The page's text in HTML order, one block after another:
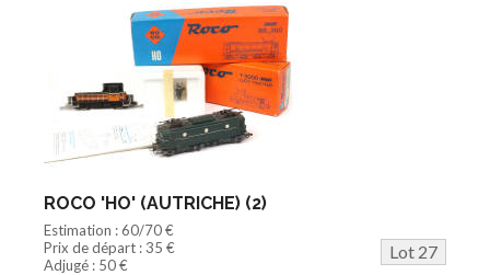
ROCO 'HO' (AUTRICHE) (2)
Estimation : 60/70 €
Prix de départ : 35 €
Lot 27
Adjugé : 50 €